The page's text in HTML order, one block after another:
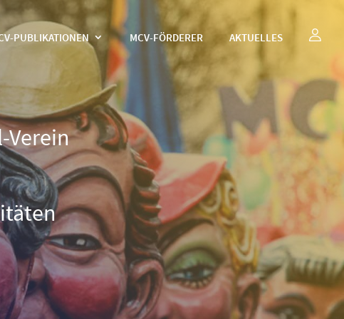
PUBLIKATIONEN MCV-FÖRDERER AKTUELLES
Verein